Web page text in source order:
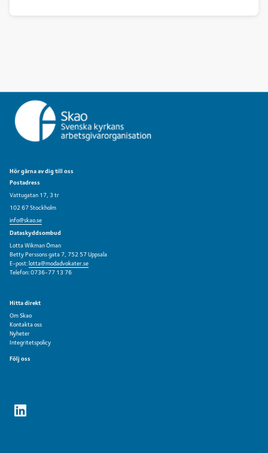
Hör gärna av dig till oss
Postadress
Vattugatan 17, 3 tr
102 67 Stockholm
info@skao.se
Dataskyddsombud
Lotta Wikman Öman
Betty Perssons gata 7, 752 57 Uppsala
E-post:lotta@modadvokater.se
Telefon: 0736-77 13 76
Hitta direkt
Om Skao
Kontakta oss
Nyheter
Integritetspolicy
Följ oss